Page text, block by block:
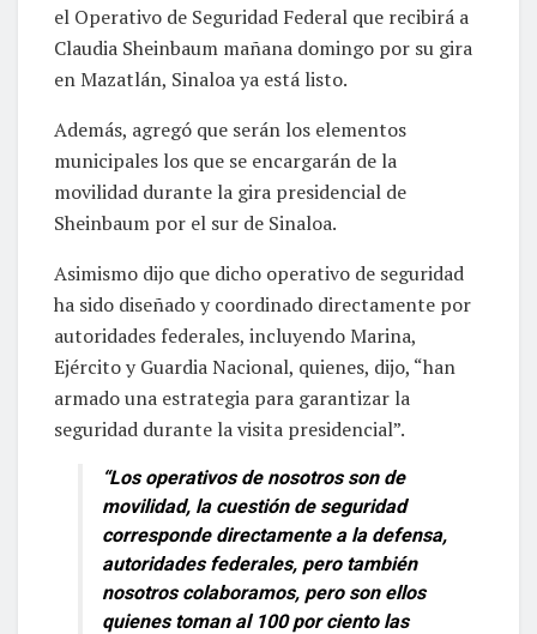
el Operativo de Seguridad Federal que recibirá a
Claudia Sheinbaum mañana domingo por su gira
en Mazatlán, Sinaloa ya está listo.
Además, agregó que serán los elementos
municipales los que se encargarán de la
movilidad durante la gira presidencial de
Sheinbaum por el sur de Sinaloa.
Asimismo dijo que dicho operativo de seguridad
ha sido diseñado y coordinado directamente por
autoridades federales, incluyendo Marina,
Ejército y Guardia Nacional, quienes, dijo, “han
armado una estrategia para garantizar la
seguridad durante la visita presidencial”.
“Los operativos de nosotros son de
movilidad, la cuestión de seguridad
corresponde directamente a la defensa,
autoridades federales, pero también
nosotros colaboramos, pero son ellos
quienes toman al 100 por ciento las